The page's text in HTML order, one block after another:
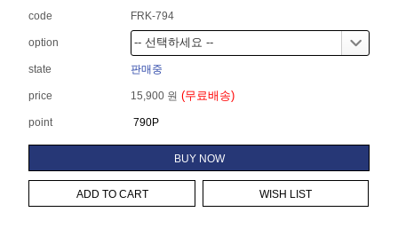
code FRK-794
option
state 판매중
price 15,900 원 (무료배송)
point 790P
BUY NOW
ADD TO CART WISH LIST